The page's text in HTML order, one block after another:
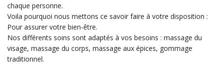
chaque personne.
Voila pourquoi nous mettons ce savoir faire à votre disposition :
Pour assurer votre bien-être.
Nos différents soins sont adaptés à vos besoins : massage du
visage, massage du corps, massage aux épices, gommage
traditionnel.